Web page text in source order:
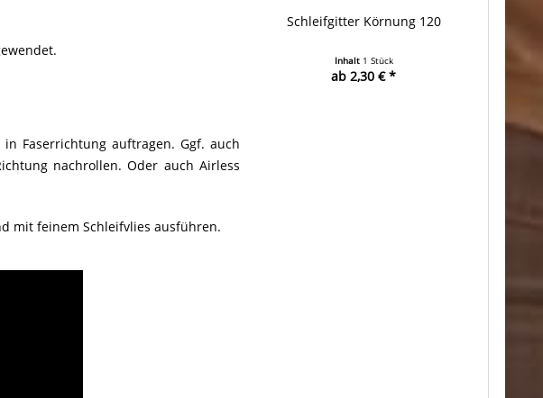
Faserrichtung auftragen. Ggf. auch
nachrollen. Oder auch Airless
mit feinem Schleifvlies ausführen.
Schleifgitter Körnung 120
Inhalt 1 Stück
ab 2,30 € *